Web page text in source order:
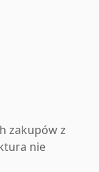
zakupów z
nie